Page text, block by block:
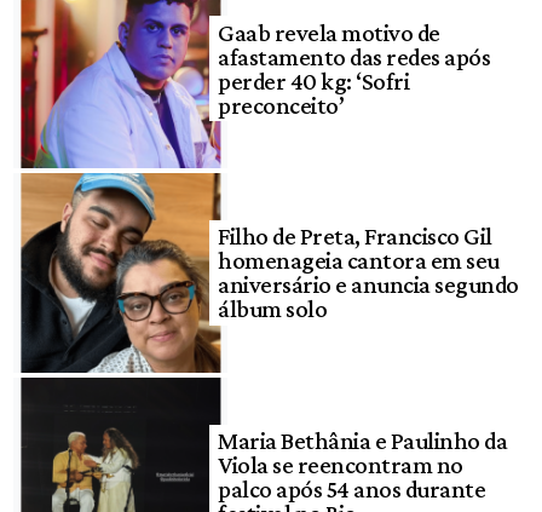
Gaab revela motivo de
afastamento das redes após
perder 40 kg: ‘Sofri
preconceito’
Filho de Preta, Francisco Gil
homenageia cantora em seu
aniversário e anuncia segundo
álbum solo
Maria Bethânia e Paulinho da
Viola se reencontram no
palco após 54 anos durante